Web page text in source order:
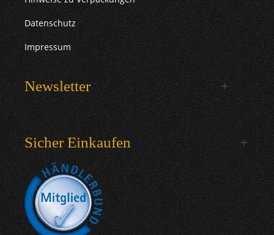
Datenschutz
Impressum
Newsletter
Sicher Einkaufen